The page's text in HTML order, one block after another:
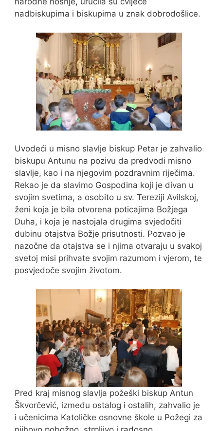
nadbiskupima i biskupima u znak dobrodošlice.
Uvodeći u misno slavlje biskup Petar je zahvalio
biskupu Antunu na pozivu da predvodi misno
slavlje, kao i na njegovim pozdravnim riječima.
Rekao je da slavimo Gospodina koji je divan u
svojim svetima, a osobito u sv. Tereziji Avilskoj,
ženi koja je bila otvorena poticajima Božjega
Duha, i koja je nastojala drugima svjedočiti
dubinu otajstva Božje prisutnosti. Pozvao je
nazočne da otajstva se i njima otvaraju u svakoj
svetoj misi prihvate svojim razumom i vjerom, te
posvjedoče svojim životom.
Pred kraj misnog slavlja požeški biskup Antun
Škvorčević, između ostalog i ostalih, zahvalio je
i učenicima Katoličke osnovne škole u Požegi za